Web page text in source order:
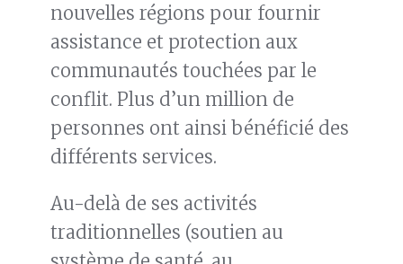
nouvelles régions pour fournir
assistance et protection aux
communautés touchées par le
conflit. Plus d’un million de
personnes ont ainsi bénéficié des
différents services.
Au-delà de ses activités
traditionnelles (soutien au